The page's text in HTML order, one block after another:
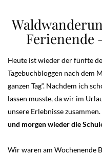
Ferienende
Heute ist wieder der fünfte
Tagebuchbloggen nach dem
ganzen Tag“. Nachdem ich
lassen musste, da wir im
unsere Erlebnisse zusammen.
und morgen wieder die
Wir waren am Wochenende